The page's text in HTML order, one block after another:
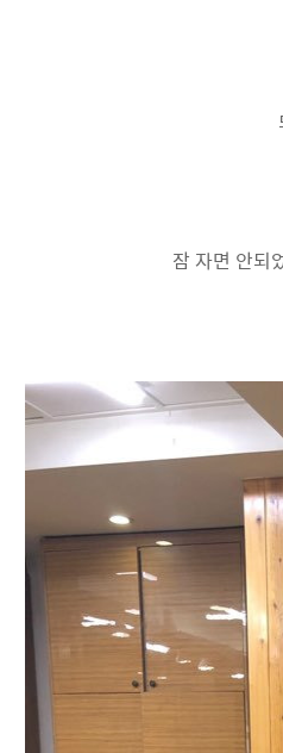
잠 자면 안되